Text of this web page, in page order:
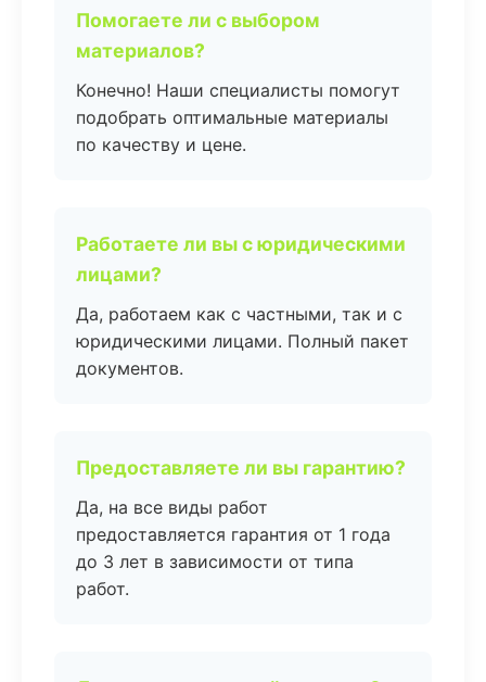
Помогаете ли с выбором
материалов?
Конечно! Наши специалисты помогут
подобрать оптимальные материалы
по качеству и цене.
Работаете ли вы с юридическими
лицами?
Да, работаем как с частными, так и с
юридическими лицами. Полный пакет
документов.
Предоставляете ли вы гарантию?
Да, на все виды работ
предоставляется гарантия от 1 года
до 3 лет в зависимости от типа
работ.